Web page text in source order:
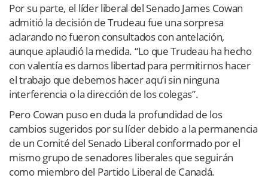
Por su parte, el líder liberal del Senado James Cowan
admitió la decisión de Trudeau fue una sorpresa
aclarando no fueron consultados con antelación,
aunque aplaudió la medida. “Lo que Trudeau ha hecho
con valentía es darnos libertad para permitirnos hacer
el trabajo que debemos hacer aqu’i sin ninguna
interferencia o la dirección de los colegas”.
Pero Cowan puso en duda la profundidad de los
cambios sugeridos por su líder debido a la permanencia
de un Comité del Senado Liberal conformado por el
mismo grupo de senadores liberales que seguirán
como miembro del Partido Liberal de Canadá.